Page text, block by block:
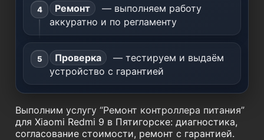
Ремонт
— выполняем работу
аккуратно и по регламенту
Проверка
— тестируем и выдаём
устройство с гарантией
Выполним услугу “Ремонт контроллера питания”
для Xiaomi Redmi 9 в Пятигорске: диагностика,
согласование стоимости, ремонт с гарантией.